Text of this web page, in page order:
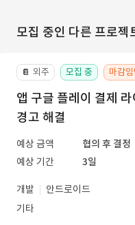
모집 중인 다른 프로젝
📔 외주 모집 중 마감
앱 구글 플레이 결제
경고 해결
예상 금액
협의 후 결정
예상 기간
3일
개발
안드로이드
기타